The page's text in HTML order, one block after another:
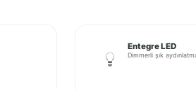
Entegre LED
Dimmerli şık